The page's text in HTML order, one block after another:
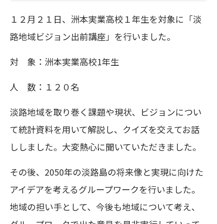
１２月２１日、洲本実業高校１年生を対象に「淡
路地域ビジョン出前講座」を行いました。
対 象：洲本実業高校1年生
人 数：１２０名
淡路地域を取り巻く課題や現状、ビジョンについ
て統計資料を用いて解説し、クイズを交えてお話
ししました。大変熱心に聞いていただきました。
その後、2050年の淡路島の将来像と実現に向けた
アイデアを考えるグループワークを行いました。
地域の担い手として、今後も地域について考え、